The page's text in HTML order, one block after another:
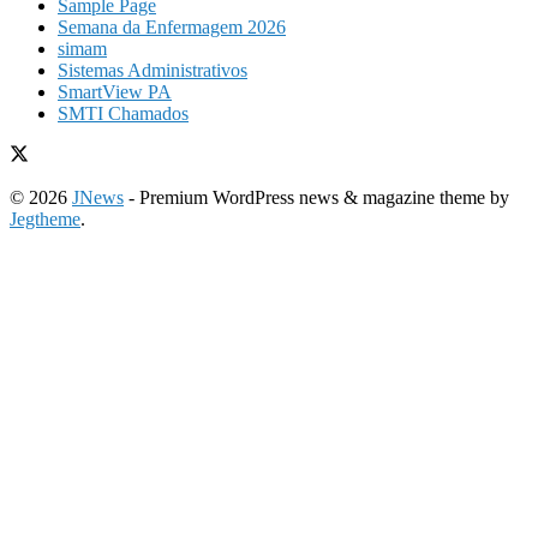
Sample Page
Semana da Enfermagem 2026
simam
Sistemas Administrativos
SmartView PA
SMTI Chamados
© 2026 JNews - Premium WordPress news & magazine theme by
Jegtheme.